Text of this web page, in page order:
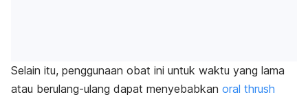
Selain itu, penggunaan obat ini untuk waktu yang lama
atau berulang-ulang dapat menyebabkan oral thrush